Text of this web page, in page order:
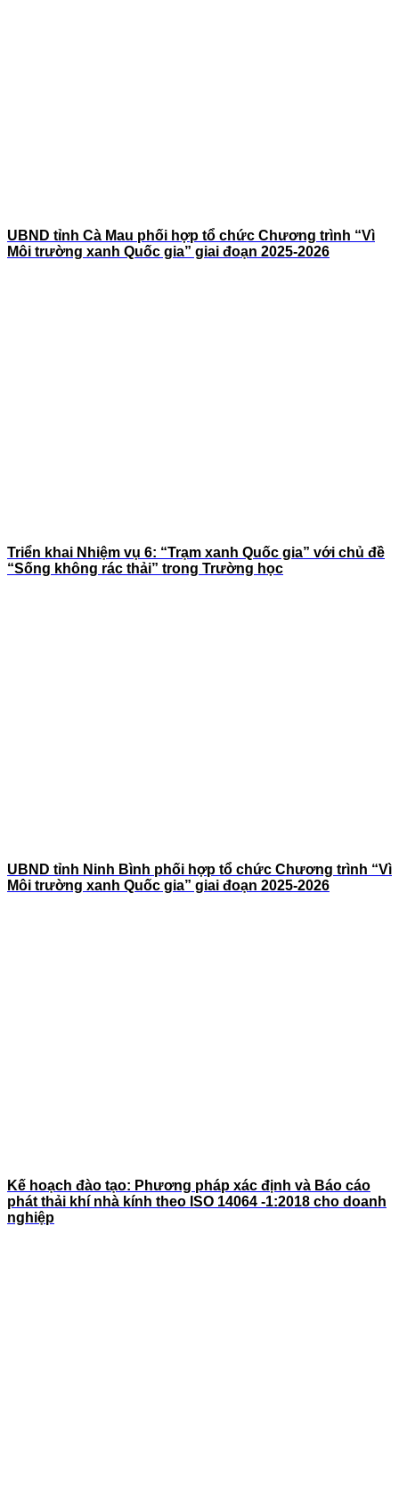
UBND tỉnh Cà Mau phối hợp tổ chức Chương trình “Vì
Môi trường xanh Quốc gia” giai đoạn 2025-2026
Triển khai Nhiệm vụ 6: “Trạm xanh Quốc gia” với chủ đề
“Sống không rác thải” trong Trường học
UBND tỉnh Ninh Bình phối hợp tổ chức Chương trình “Vì
Môi trường xanh Quốc gia” giai đoạn 2025-2026
Kế hoạch đào tạo: Phương pháp xác định và Báo cáo
phát thải khí nhà kính theo ISO 14064 -1:2018 cho doanh
nghiệp